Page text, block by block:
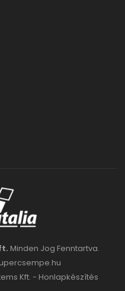
Minden Jog Fenntartva.
Kft. - Honlapkészítés